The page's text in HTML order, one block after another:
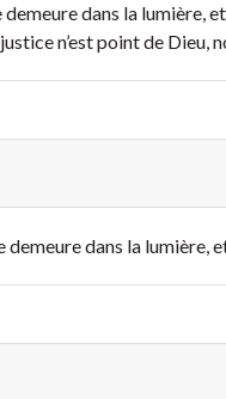
dans la lumière,
n’est point de Dieu,
dans la lumière,